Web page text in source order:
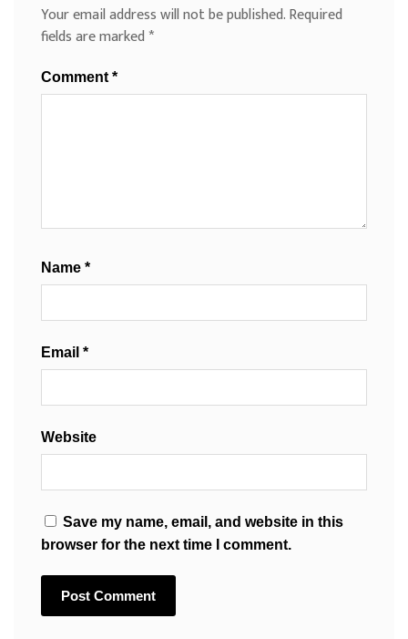
Your email address will not be published.Required
fields are marked*
Comment *
Name *
Email *
Website
Save my name, email, and website in this
browser for the next time I comment.